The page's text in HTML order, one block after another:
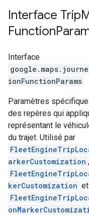
Interface Trip
Function
Interface
ionFunctionParams
Paramètres
des repères qui
représentant le
du trajet. Utilisé par
arkerCustomization ,
kerCustomization et